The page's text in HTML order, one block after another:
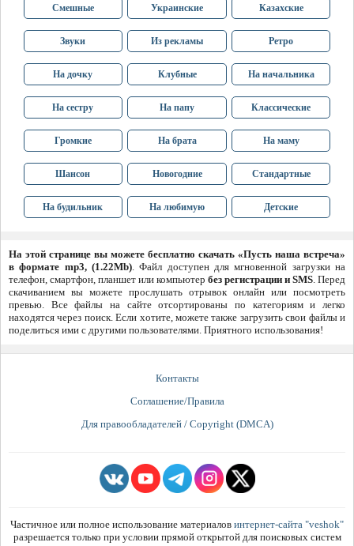
Смешные Украинские Казахские
Звуки Из рекламы Ретро
На дочку Клубные На начальника
На сестру На папу Классические
Громкие На брата На маму
Шансон Новогодние Стандартные
На будильник На любимую Детские
На этой странице вы можете бесплатно скачать «Пусть наша встреча»
в формате mp3, (1.22Mb). Файл доступен для мгновенной загрузки на
телефон, смартфон, планшет или компьютер без регистрации и SMS. Перед
скачиванием вы можете прослушать отрывок онлайн или посмотреть
превью. Все файлы на сайте отсортированы по категориям и легко
находятся через поиск. Если хотите, можете также загрузить свои файлы и
поделиться ими с другими пользователями. Приятного использования!
Контакты
Соглашение/Правила
Для правообладателей / Copyright (DMCA)
Частичное или полное использование материалов интернет-сайта "veshok"
разрешается только при условии прямой открытой для поисковых систем